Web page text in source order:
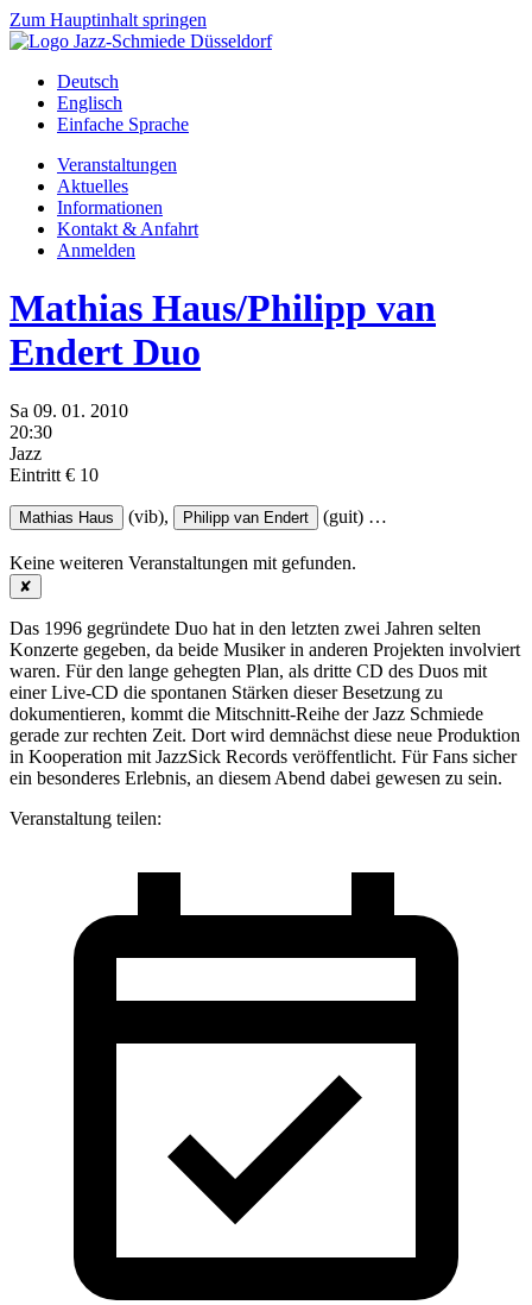
Zum Hauptinhalt springen
Deutsch
Englisch
Einfache Sprache
Veranstaltungen
Aktuelles
Informationen
Kontakt & Anfahrt
Anmelden
Mathias Haus/Philipp van
Endert Duo
Sa 09. 01. 2010
20:30
Jazz
Eintritt € 10
Mathias Haus (vib), Philipp van Endert (guit) …
Keine weiteren Veranstaltungen mit gefunden.
✘
Das 1996 gegründete Duo hat in den letzten zwei Jahren selten
Konzerte gegeben, da beide Musiker in anderen Projekten involviert
waren. Für den lange gehegten Plan, als dritte CD des Duos mit
einer Live-CD die spontanen Stärken dieser Besetzung zu
dokumentieren, kommt die Mitschnitt-Reihe der Jazz Schmiede
gerade zur rechten Zeit. Dort wird demnächst diese neue Produktion
in Kooperation mit JazzSick Records veröffentlicht. Für Fans sicher
ein besonderes Erlebnis, an diesem Abend dabei gewesen zu sein.
Veranstaltung teilen: